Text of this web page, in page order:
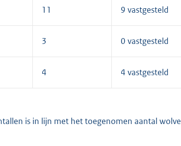
11 9 vastgesteld
3 0 vastgesteld
4 4 vastgesteld
is in lijn met het toegenomen aantal